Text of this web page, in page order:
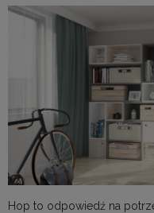
Hop to odpowiedź na